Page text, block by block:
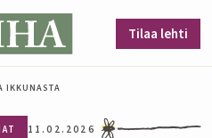
Tilaa lehti
IKKUNASTA
11.02.2026